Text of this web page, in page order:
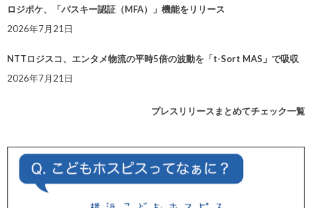
ロジポケ、「パスキー認証（MFA）」機能をリリース
2026年7月21日
NTTロジスコ、エンタメ物流の平時5倍の波動を「t-Sort MAS」で吸収
2026年7月21日
プレスリリースまとめてチェック一覧